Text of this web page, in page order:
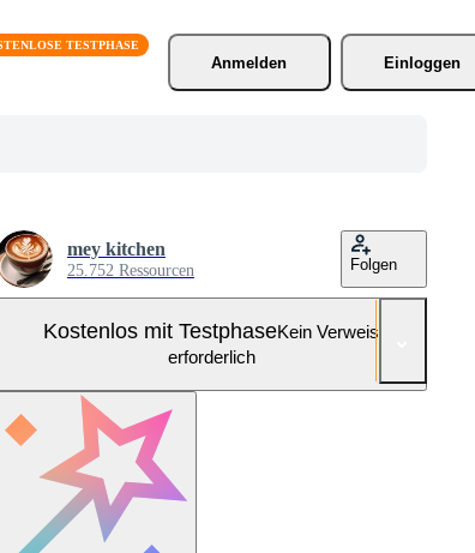
Anmelden
Einloggen
mey kitchen
25.752 Ressourcen Folgen
Kostenlos mit TestphaseKein Verweis
erforderlich